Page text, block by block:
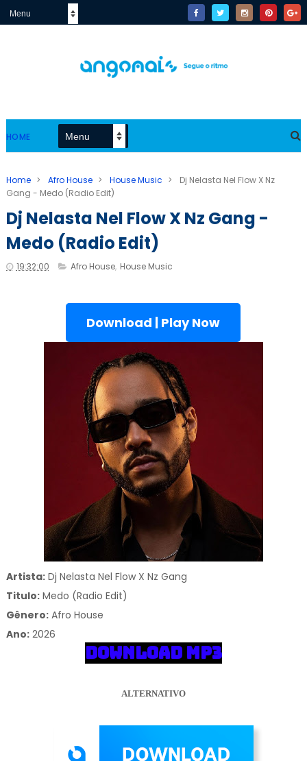
HOME
Home > Afro House > House Music >
Dj Nelasta Nel Flow X Nz
Gang - Medo (Radio Edit)
Dj Nelasta Nel Flow X Nz Gang -
Medo (Radio Edit)
19:32:00 Afro House, House Music
Download | Play Now
Artista:Dj Nelasta Nel Flow X Nz Gang
Titulo:Medo (Radio Edit)
Gênero: Afro House
Ano:2026
DOWNLOAD MP3
ALTERNATIVO